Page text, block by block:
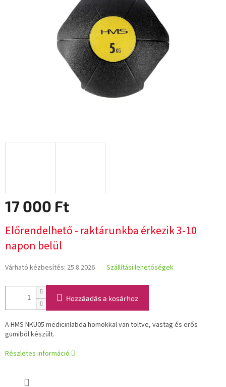
17 000 Ft
Előrendelhető - raktárunkba érkezik 3-10
napon belül
Várható kézbesítés: 25.8.2026 Szállítási lehetőségek
Hozzáadás a kosárhoz
A HMS NKU05 medicinlabda homokkal van töltve, vastag és erős
gumiból készült.
Részletes információ